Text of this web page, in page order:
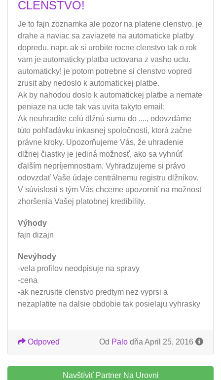
CLENSTVO!
Je to fajn zoznamka ale pozor na platene clenstvo. je
drahe a naviac sa zaviazete na automaticke platby
dopredu. napr. ak si urobite rocne clenstvo tak o rok
vam je automaticky platba uctovana z vasho uctu.
automaticky! je potom potrebne si clenstvo vopred
zrusit aby nedoslo k automatickej platbe.
Ak by nahodou doslo k automatickej platbe a nemate
peniaze na ucte tak vas uvita takyto email:
Ak neuhradíte celú dlžnú sumu do ...., odovzdáme
túto pohľadávku inkasnej spoločnosti, ktorá začne
právne kroky. Upozorňujeme Vás, že uhradenie
dlžnej čiastky je jediná možnosť, ako sa vyhnúť
ďalším nepríjemnostiam. Vyhradzujeme si právo
odovzdať Vaše údaje centrálnemu registru dlžníkov.
V súvislosti s tým Vás chceme upozorniť na možnosť
zhoršenia Vašej platobnej kredibility.
Výhody
fajn dizajn
Nevýhody
-vela profilov neodpisuje na spravy
-cena
-ak nezrusite clenstvo predtym nez vyprsi a
nezaplatite na dalsie obdobie tak posielaju vyhrasky
Od Palo dňa April 25, 2016
Odpoveď
Navštíviť Partner Na Urovni